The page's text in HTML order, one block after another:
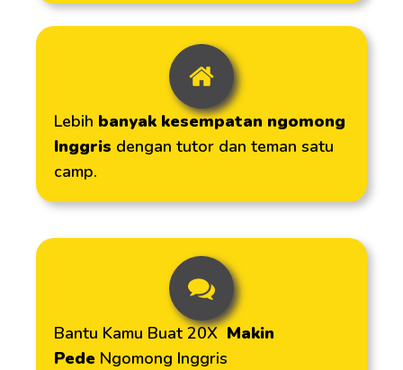
Lebih banyak kesempatan ngomong
Inggris dengan tutor dan teman satu
camp.
Bantu Kamu Buat 20X Makin
Pede Ngomong Inggris